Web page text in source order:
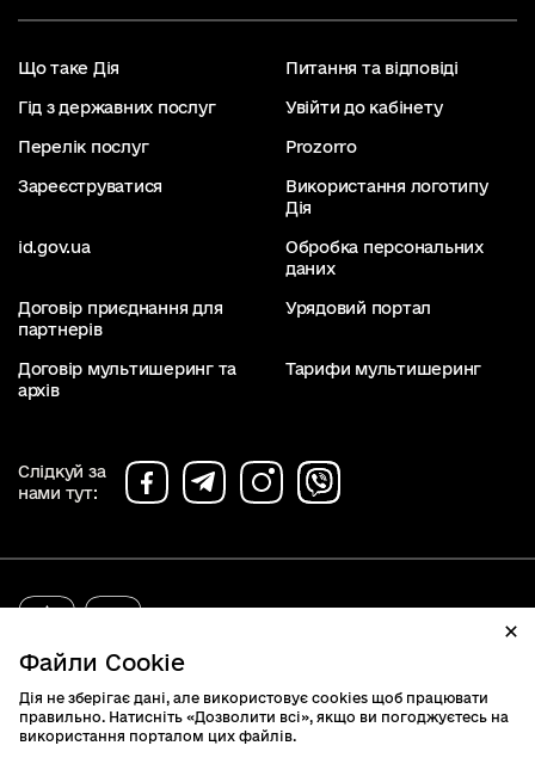
Файли Cookie
Дія не зберігає дані, але використовує cookies щоб працювати
правильно. Натисніть «Дозволити всі», якщо ви погоджуєтесь на
використання порталом цих файлів.
Що таке Дія Питання та відповіді
Гід з державних послуг Увійти до кабінету
Перелік послуг Prozorro
Зареєструватися
Використання логотипу
Дія
id.gov.ua
Обробка персональних
даних
Договір приєднання для
партнерів
Урядовий портал
Договір мультишеринг та
архів
Тарифи мультишеринг
Слідкуй за
нами тут: